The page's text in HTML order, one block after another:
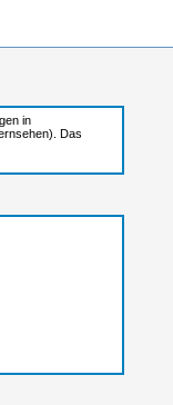
in
Das